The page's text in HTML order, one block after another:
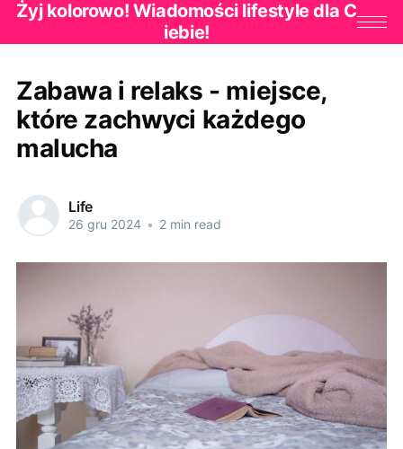
Żyj kolorowo! Wiadomości lifestyle dla C
iebie!
Zabawa i relaks - miejsce,
które zachwyci każdego
malucha
Life
26 gru 2024 • 2 min read